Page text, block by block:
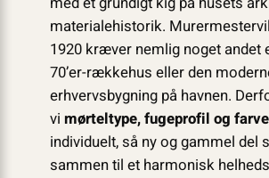
materialehistorik.
1920 kræver nemlig noget andet
70’er-rækkehus eller den
erhvervsbygning på havnen.
vi mørteltype, fugeprofil og
individuelt, så ny og gammel del
sammen til et harmonisk